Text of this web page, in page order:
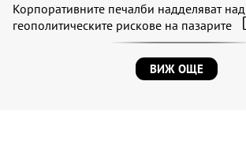
Корпоративните печалби надделяват над
геополитическите рискове на пазарите
ВИЖ ОЩЕ